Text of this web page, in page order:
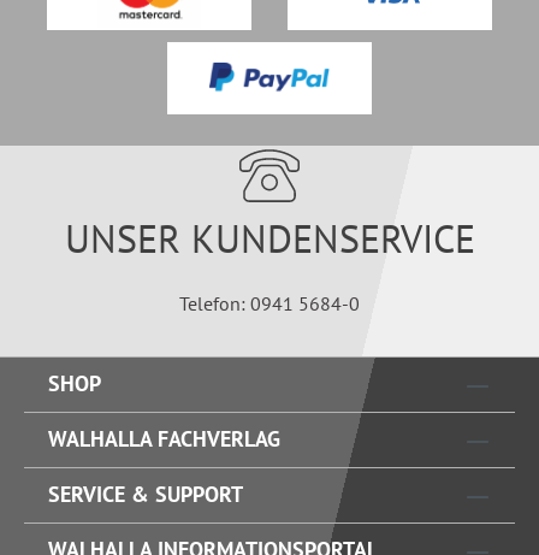
UNSER KUNDENSERVICE
Telefon: 0941 5684-0
SHOP
WALHALLA FACHVERLAG
SERVICE & SUPPORT